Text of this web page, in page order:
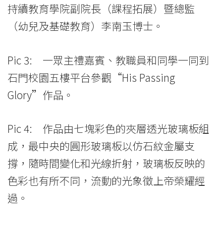
持續教育學院副院長（課程拓展）暨總監
（幼兒及基礎教育）李南玉博士。
Pic 3: 一眾主禮嘉賓、教職員和同學一同到
石門校園五樓平台參觀“His Passing
Glory”作品。
Pic 4: 作品由七塊彩色的夾層透光玻璃板組
成，最中央的圓形玻璃板以仿石紋金屬支
撐，隨時間變化和光線折射，玻璃板反映的
色彩也有所不同，流動的光象徵上帝榮耀經
過。